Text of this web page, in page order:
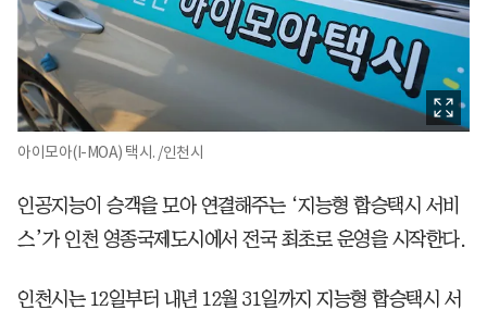
아이모아(I-MOA) 택시. /인천시
인공지능이 승객을 모아 연결해주는 ‘지능형 합승택시 서비
스’가 인천 영종국제도시에서 전국 최초로 운영을 시작한다.
인천시는 12일부터 내년 12월 31일까지 지능형 합승택시 서